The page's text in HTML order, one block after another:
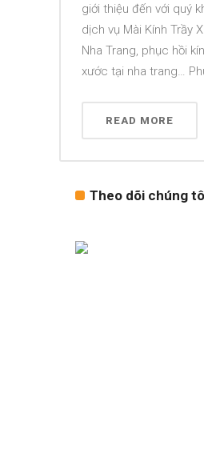
giới thiệu đến với quý
dịch vụ Mài Kính Trầy
Nha Trang, phục hồi
xước tại nha trang…
READ MORE
Theo dõi chúng